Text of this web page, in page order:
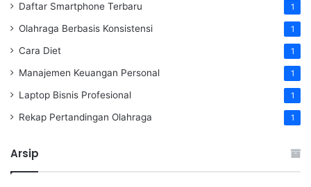
Daftar Smartphone Terbaru 1
Olahraga Berbasis Konsistensi 1
Cara Diet 1
Manajemen Keuangan Personal 1
Laptop Bisnis Profesional 1
Rekap Pertandingan Olahraga 1
Arsip